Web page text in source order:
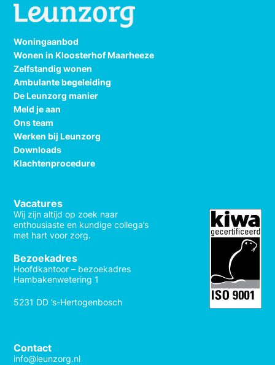
Woningaanbod
Wonen in Kloosterhof Maarheeze
Zelfstandig wonen
Ambulante begeleiding
De Leunzorg manier
Meld je aan
Ons team
Werken bij Leunzorg
Downloads
Klachtenprocedure
Vacatures
Wij zijn altijd op zoek naar
enthousiaste en kundige collega’s
met hart voor zorg.
Bezoekadres
Hoofdkantoor – bezoekadres
Hambakenwetering 1
5231 DD ’s-Hertogenbosch
Contact
info@leunzorg.nl